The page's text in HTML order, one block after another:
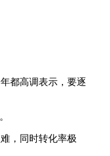
都高调表示，要逐
，同时转化率极